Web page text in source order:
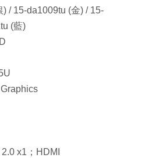
/ 15-da1009tu (金) / 15-
(藍)
x1；HDMI